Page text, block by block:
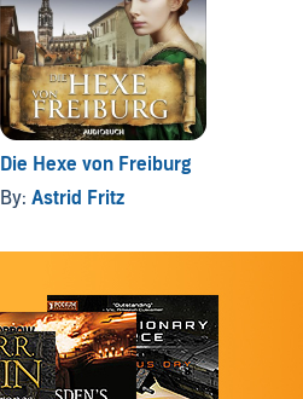
Die Hexe von Freiburg
By:Astrid Fritz